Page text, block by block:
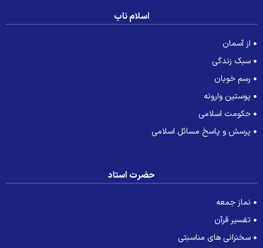
اسلام ناب
از آسمان
سبک زندگی
رسم خوبان
پوستین وارونه
حکومت اسلامی
پرسش و پاسخ مسائل اسلامی
حضرت استاد
نماز جمعه
تفسیر قرآن
سخنرانی های مناسبتی